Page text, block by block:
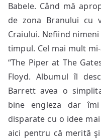
Babele. Când mă
de zona Branului cu
Craiului. Nefiind
timpul. Cel mai mult
“The Piper at The
Floyd. Albumul îl
Barrett avea o
bine engleza dar îmi
disparate cu o idee
aici pentru că merită